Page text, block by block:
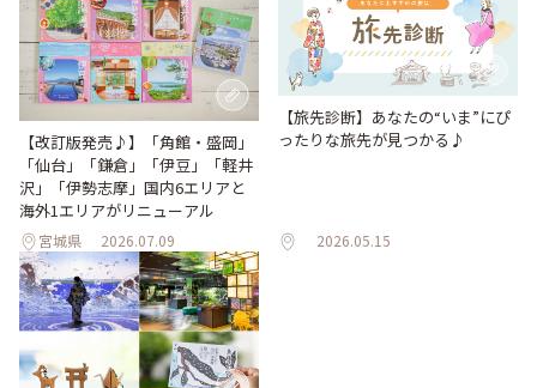
【改訂版発売♪】「角館・盛岡」
「仙台」「鎌倉」「伊豆」「軽井
沢」「伊勢志摩」国内6エリアと
海外1エリアがリニューアル
宮城県 2026.07.09
【旅先診断】あなたの“いま”にぴ
ったりな旅先が見つかる♪
2026.05.15